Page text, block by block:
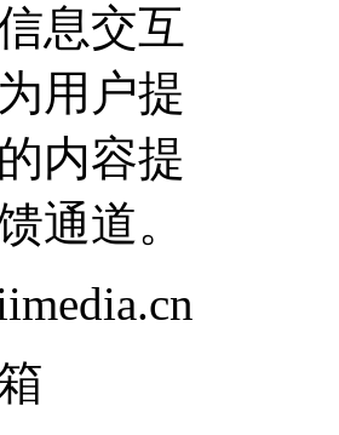
息交互
用户提
内容提
通道。